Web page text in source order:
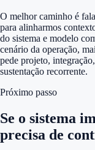
O melhor caminho é
para alinharmos
do sistema e modelo
cenário da operação,
pede projeto,
sustentação recorrente.
Próximo passo
Se o sistema
precisa de